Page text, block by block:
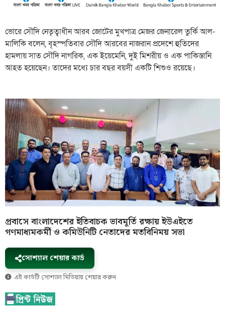
ভোরে সৌদি নেতৃত্বাধীন আরব জোটের মুখপাত্র মেজর জেনারেল তুর্কি আল-
মালিকি বলেন, বৃহস্পতিবার সৌদি আরবের নাজরান প্রদেশে হুতিদের
হামলায় সাত সৌদি নাগরিক, এক ইয়েমেনি, দুই মিশরীয় ও এক পাকিস্তানি
আহত হয়েছেন। তাদের মধ্যে চার বছর বয়সী একটি শিশুও রয়েছে।
প্রবাসে বাংলাদেশের ইতিবাচক ভাবমূর্তি রক্ষায় ইউএইতে
গণমাধ্যমকর্মী ও কমিউনিটি নেতাদের মতবিনিময় সভা
সোশ্যাল শেয়ার কার্ড
এই কার্ডটি সোশ্যাল মিডিয়ায় শেয়ার করুন